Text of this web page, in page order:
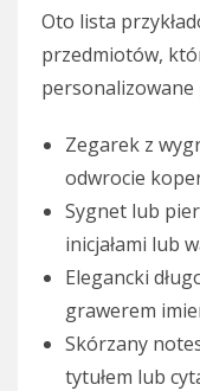
Oto lista
przedmiotów,
Zegarek z
odwrocie
Sygnet lub
inicjałami lub
Elegancki
grawerem
Skórzany
tytułem lub